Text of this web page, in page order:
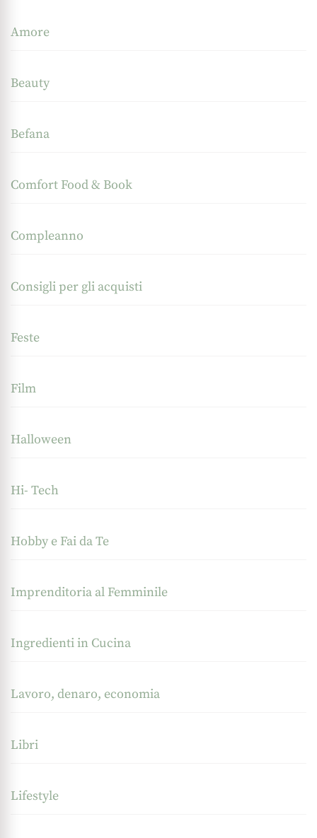
Amore
Beauty
Befana
Comfort Food & Book
Compleanno
Consigli per gli acquisti
Feste
Film
Halloween
Hi- Tech
Hobby e Fai da Te
Imprenditoria al Femminile
Ingredienti in Cucina
Lavoro, denaro, economia
Libri
Lifestyle